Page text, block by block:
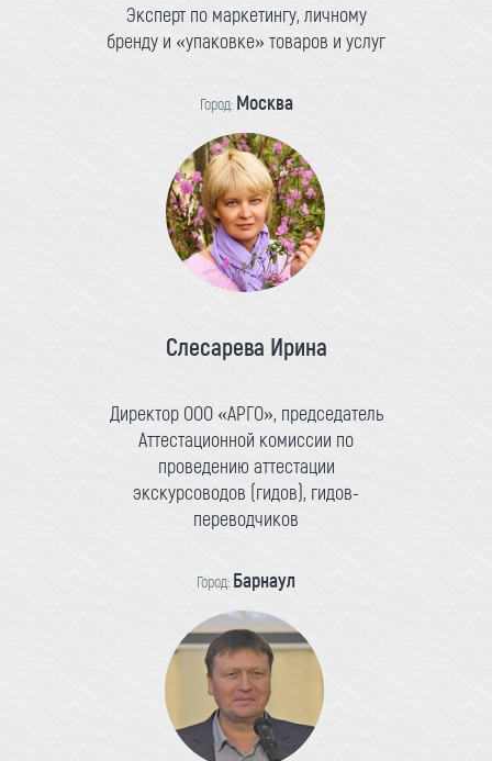
Эксперт по маркетингу, личному
бренду и «упаковке» товаров и услуг
Город: Москва
Слесарева Ирина
Директор ООО «АРГО», председатель
Аттестационной комиссии по
проведению аттестации
экскурсоводов (гидов), гидов-
переводчиков
Город: Барнаул